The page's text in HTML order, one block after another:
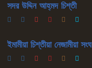
সদর উদ্দিন আহ্‌মদ চিশ্‌তী
ইমামীয়া চিশ্‌তীয়া নেজামীয়া সংঘ